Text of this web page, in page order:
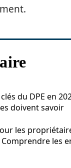
du DPE en
doivent savoir
les
les